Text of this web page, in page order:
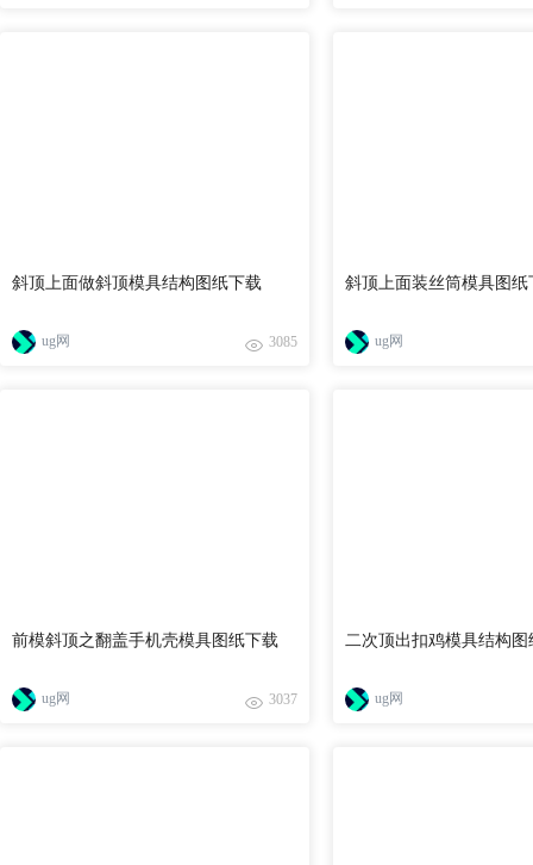
斜顶上面做斜顶模具结构图纸下载
ug网 3085
斜顶上面装丝筒模具图纸
ug网
前模斜顶之翻盖手机壳模具图纸下载
ug网 3037
二次顶出扣鸡模具结构图
ug网